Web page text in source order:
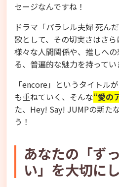
セージなんですね！
ドラマ「パラレル夫婦 死ん
歌として、その切実さはさ
様々な人間関係や、推しへ
る、普遍的な魅力を持ってい
「encore」というタイトル
も重ねていく、そんな“愛の
た、Hey! Say! JUMPの新た
う！
あなたの「ず
い」を大切に